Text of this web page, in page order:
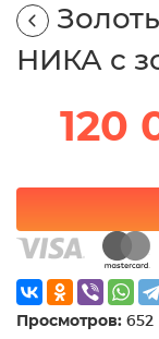
НИКА с
120
Просмотров: 652